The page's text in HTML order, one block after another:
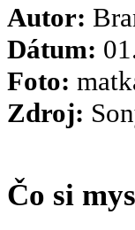
Autor:
Dátum:
Foto:
Zdroj:
Čo si